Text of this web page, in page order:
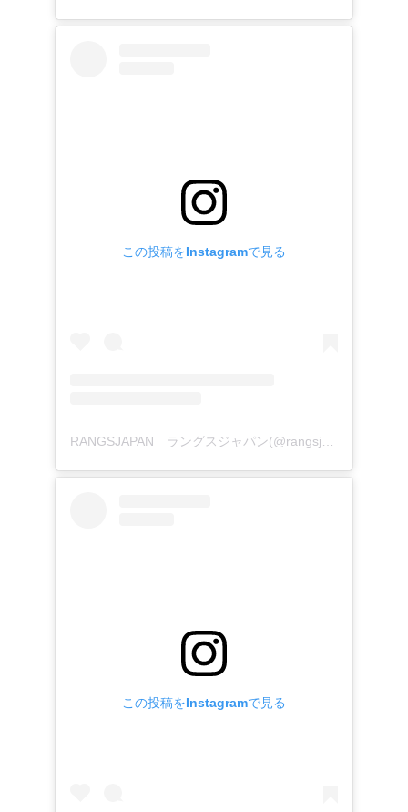
この投稿をInstagramで見る
この投稿をInstagramで見る